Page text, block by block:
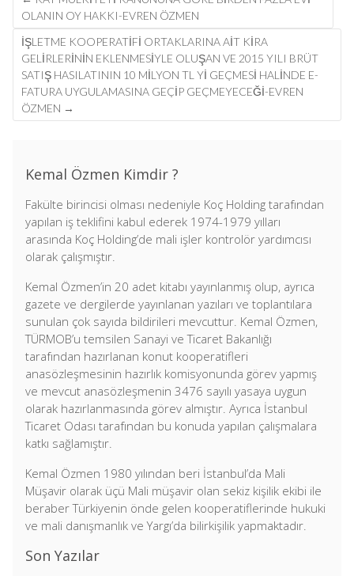
navigation
OLANIN OY HAKKI-EVREN ÖZMEN
İŞLETME KOOPERATIFI ORTAKLARINA AIT KIRA
GELIRLERININ EKLENMESIYLE OLUŞAN VE 2015 YILI BRÜT
SATIŞ HASILATININ 10 MILYON TL YI GEÇMESI HALINDE E-
FATURA UYGULAMASINA GEÇIP GEÇMEYECEĞI-EVREN
ÖZMEN →
Kemal Özmen Kimdir ?
Fakülte birincisi olması nedeniyle Koç Holding tarafından
yapılan iş teklifini kabul ederek 1974-1979 yılları
arasında Koç Holding’de mali işler kontrolör yardımcısı
olarak çalışmıştır.
Kemal Özmen’in 20 adet kitabı yayınlanmış olup, ayrıca
gazete ve dergilerde yayınlanan yazıları ve toplantılara
sunulan çok sayıda bildirileri mevcuttur. Kemal Özmen,
TÜRMOB’u temsilen Sanayi ve Ticaret Bakanlığı
tarafından hazırlanan konut kooperatifleri
anasözleşmesinin hazırlık komisyonunda görev yapmış
ve mevcut anasözleşmenin 3476 sayılı yasaya uygun
olarak hazırlanmasında görev almıştır. Ayrıca İstanbul
Ticaret Odası tarafından bu konuda yapılan çalışmalara
katkı sağlamıştır.
Kemal Özmen 1980 yılından beri İstanbul’da Mali
Müşavir olarak üçü Mali müşavir olan sekiz kişilik ekibi ile
beraber Türkiyenin önde gelen kooperatiflerinde hukuki
ve mali danışmanlık ve Yargı’da bilirkişilik yapmaktadır.
Son Yazılar